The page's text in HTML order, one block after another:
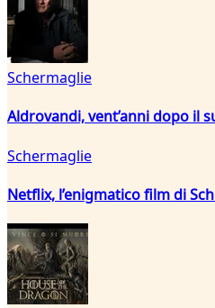
Schermaglie
Aldrovandi, vent’anni dopo il
Schermaglie
Netflix, l’enigmatico film di